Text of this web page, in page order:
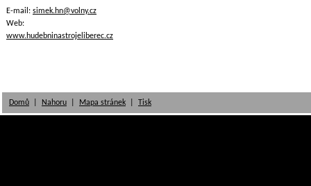
E-mail: simek.hn@volny.cz
Web:
www.hudebninastrojeliberec.cz
Domů Nahoru Mapa stránek Tisk